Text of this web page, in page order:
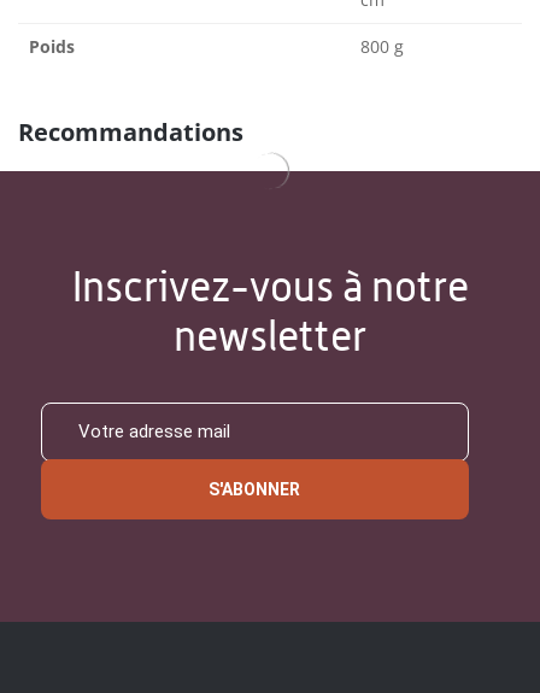
Poids 800 g
Recommandations
Inscrivez-vous à notre
newsletter
S'ABONNER